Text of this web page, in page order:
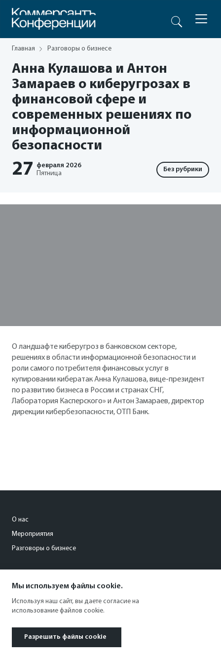
Главная Разговоры о бизнесе
Анна Кулашова и Антон
Замараев о киберугрозах в
финансовой сфере и
современных решениях по
информационной
безопасности
27 февраля 2026
Пятница
Без рубрики
О ландшафте киберугроз в банковском секторе,
решениях в области информационной безопасности и
роли самого потребителя финансовых услуг в
купировании кибератак Анна Кулашова, вице-президент
по развитию бизнеса в России и странах СНГ,
Лаборатория Касперского» и Антон Замараев, директор
дирекции кибербезопасности, ОТП Банк.
О нас
Мероприятия
Разговоры о бизнесе
+7 (495) 797-69-70
Мы используем файлы cookie.
Используя наш сайт, вы даете согласие на
использование файлов cookie.
Разрешить файлы cookie